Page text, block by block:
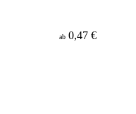
ab 0,47 €